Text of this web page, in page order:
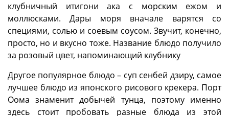
клубничный итигони ака с морским ежом и
моллюсками. Дары моря вначале варятся со
специями, солью и соевым соусом. Звучит, конечно,
просто, но и вкусно тоже. Название блюдо получило
за розовый цвет, напоминающий клубнику
Другое популярное блюдо – суп сенбей дзиру, самое
лучшее блюдо из японского рисового крекера. Порт
Оома знаменит добычей тунца, поэтому именно
здесь стоит пробовать разные блюда из этой